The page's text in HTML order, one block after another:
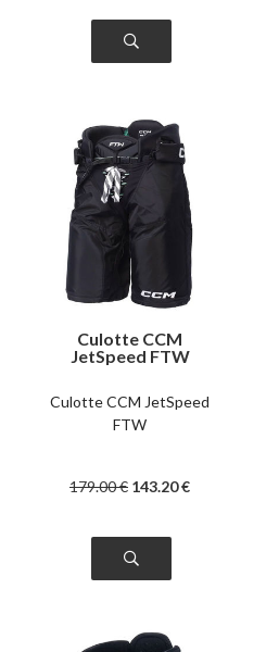
Culotte CCM
JetSpeed FTW
Culotte CCM JetSpeed
FTW
179.00€ 143.20€